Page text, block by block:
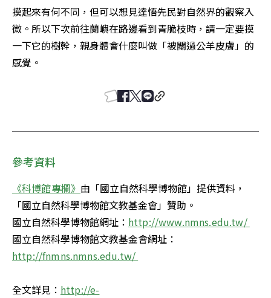
摸起來有何不同，但可以想見達悟先民對自然界的觀察入
微。所以下次前往蘭嶼在路邊看到青脆枝時，請一定要摸
一下它的樹幹，親身體會什麼叫做「被閹過公羊皮膚」的
感覺。
參考資料
《科博館專欄》 由「國立自然科學博物館」提供資料，
「國立自然科學博物館文教基金會」贊助。
國立自然科學博物館網址：
國立自然科學博物館文教基金會網址：
http://fnmns.nmns.edu.tw/
全文詳見： http://e-